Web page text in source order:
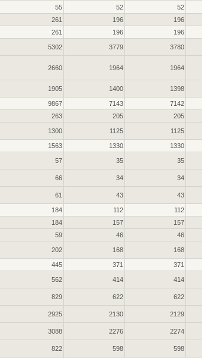
55 52 52
261 196 196
261 196 196
5302 3779 3780
2660 1964 1964
1905 1400 1398
9867 7143 7142
263 205 205
1300 1125 1125
1563 1330 1330
57 35 35
66 34 34
61 43 43
184 112 112
184 157 157
59 46 46
202 168 168
445 371 371
562 414 414
829 622 622
2925 2130 2129
3088 2276 2274
822 598 598